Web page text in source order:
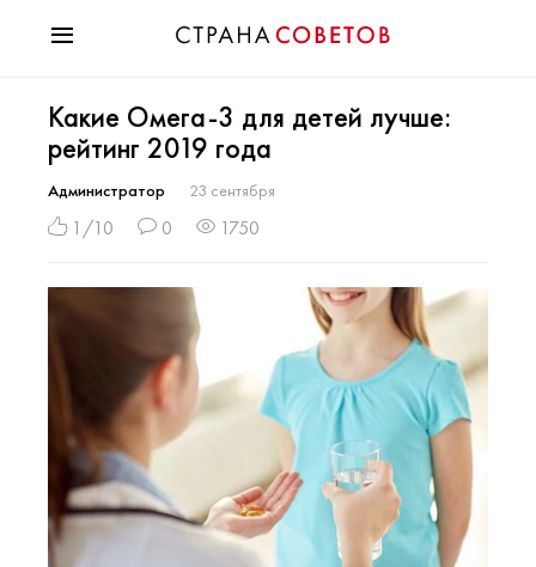
Мода
Звезды
Гороскопы
Здоровье
Хобби
Разное
Какие Омега-3 для детей лучше:
рейтинг 2019 года
Администратор 23 сентября
1/10 0 1750